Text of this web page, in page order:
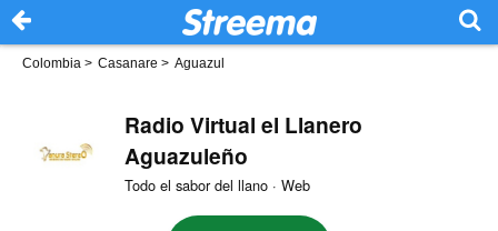
Colombia > Casanare > Aguazul
Radio Virtual el Llanero
Aguazuleño
Todo el sabor del llano · Web